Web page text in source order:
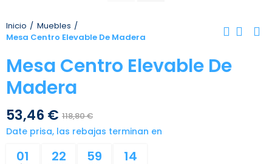
Inicio
Muebles
Mesa Centro Elevable De Madera
Mesa Centro Elevable De
Madera
53,46 € 118,80 €
Date prisa, las rebajas terminan en
01 22 59 13